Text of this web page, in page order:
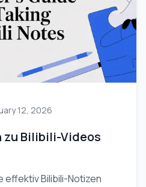
12, 2026
zu Bilibili-Videos
effektiv Bilibili-Notizen